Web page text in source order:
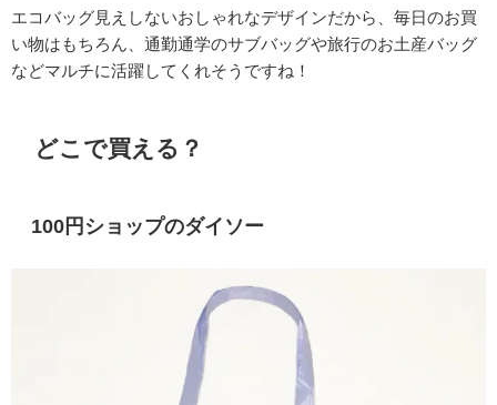
エコバッグ見えしないおしゃれなデザインだから、毎日のお買
い物はもちろん、通勤通学のサブバッグや旅行のお土産バッグ
などマルチに活躍してくれそうですね！
どこで買える？
100円ショップのダイソー